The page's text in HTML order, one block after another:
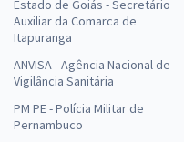
Estado de Goiás - Secretário
Auxiliar da Comarca de
Itapuranga
ANVISA - Agência Nacional de
Vigilância Sanitária
PM PE - Polícia Militar de
Pernambuco